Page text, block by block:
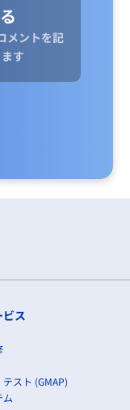
メントを記
す
ス
スト (GMAP)
ム